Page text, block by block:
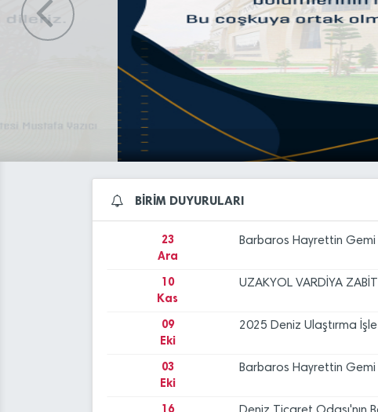
BİRİM DUYURULARI
Eki
2025 Deniz Ulaştırma
03
Barbaros Hayrettin Gemi
Deniz Ticaret
İskenderun Deniz Ticaret
14
2025-2026 Mezuniyet
23
Ara
Barbaros Hayrettin Gemi
10
Kas
UZAKYOL VARDİYA
09
Eki
2025 Deniz Ulaştırma
03
Eki
Barbaros Hayrettin Gemi
16